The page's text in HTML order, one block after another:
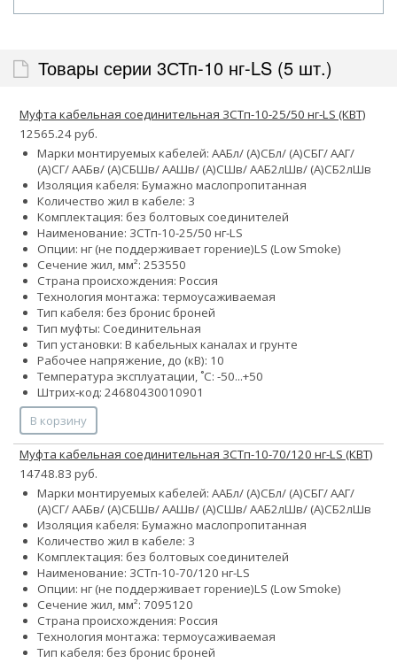
Товары серии 3СТп-10 нг-LS (5 шт.)
Муфта кабельная соединительная 3СТп-10-25/50 нг-LS (КВТ)
12565.24 руб.
Марки монтируемых кабелей: ААБл/ (А)СБл/ (А)СБГ/ ААГ/
(А)СГ/ ААБв/ (А)СБШв/ ААШв/ (А)СШв/ ААБ2лШв/ (А)СБ2лШв
Изоляция кабеля: Бумажно маслопропитанная
Количество жил в кабеле: 3
Комплектация: без болтовых соединителей
Наименование: 3СТп-10-25/50 нг-LS
Опции: нг (не поддерживает горение)LS (Low Smoke)
Сечение жил, мм²: 253550
Страна происхождения: Россия
Технология монтажа: термоусаживаемая
Тип кабеля: без бронис броней
Тип муфты: Соединительная
Тип установки: В кабельных каналах и грунте
Рабочее напряжение, до (кВ): 10
Температура эксплуатации, ˚С: -50...+50
Штрих-код: 24680430010901
В корзину
Муфта кабельная соединительная 3СТп-10-70/120 нг-LS (КВТ)
14748.83 руб.
Марки монтируемых кабелей: ААБл/ (А)СБл/ (А)СБГ/ ААГ/
(А)СГ/ ААБв/ (А)СБШв/ ААШв/ (А)СШв/ ААБ2лШв/ (А)СБ2лШв
Изоляция кабеля: Бумажно маслопропитанная
Количество жил в кабеле: 3
Комплектация: без болтовых соединителей
Наименование: 3СТп-10-70/120 нг-LS
Опции: нг (не поддерживает горение)LS (Low Smoke)
Сечение жил, мм²: 7095120
Страна происхождения: Россия
Технология монтажа: термоусаживаемая
Тип кабеля: без бронис броней